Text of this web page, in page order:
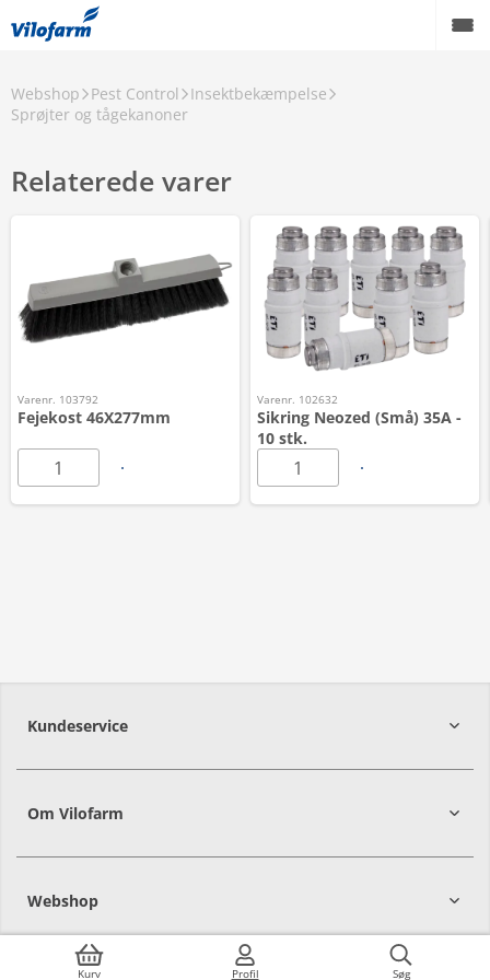
Kurv Profil Søg
Webshop Pest Control
Insektbekæmpelse
Sprøjter og tågekanoner
Relaterede varer
Varenr. 103792
Fejekost 46X277mm
Varenr. 102632
Sikring Neozed (Små) 35A -
10 stk.
Kundeservice
Om Vilofarm
Webshop